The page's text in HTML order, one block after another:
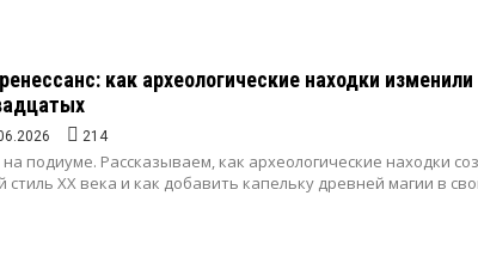
как археологические находки изменили
214
подиуме. Рассказываем, как археологические находки
стиль XX века и как добавить капельку древней магии в